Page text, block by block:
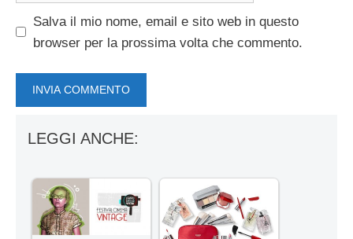
Salva il mio nome, email e sito web in questo
browser per la prossima volta che commento.
LEGGI ANCHE: